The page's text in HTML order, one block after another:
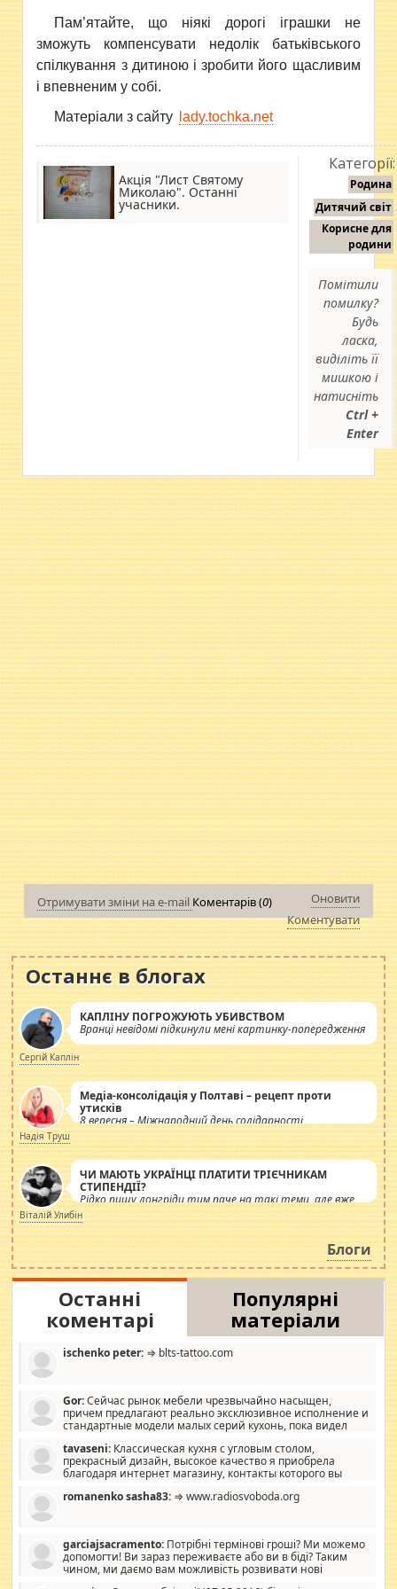
Пам’ятайте, що ніякі дорогі іграшки не
зможуть компенсувати недолік батьківського
спілкування з дитиною і зробити його щасливим
і впевненим у собі.
Матеріали з сайту
lady.tochka.net
Акція "Лист Святому
Миколаю". Останні
учасники.
Категорії:
Родина
Дитячий світ
Корисне для
родини
Помітили
помилку?
Будь
ласка,
виділіть її
мишкою і
натисніть
Ctrl +
Enter
Отримувати зміни на e-mail Коментарів (0)
Оновити
Коментувати
Останнє в блогах
КАПЛІНУ ПОГРОЖУЮТЬ УБИВСТВОМ
Вранці невідомі підкинули мені картинку-попередження
Сергій Каплін
Медіа-консолідація у Полтаві – рецепт проти
утисків
8 вересня – Міжнародний день солідарності
журналістів.
Надія Труш
ЧИ МАЮТЬ УКРАЇНЦІ ПЛАТИТИ ТРІЄЧНИКАМ
СТИПЕНДІЇ?
Рідко пишу лонгріди тим паче на такі теми, але вже
просто дістало! Обурюють сьогоднішні інсенуації
навколо стипендіального питання. Штучно
роздувається ще одна соціальна катастрофа.
Віталій Улибін
Блоги
Останні
коментарі
Популярні
матеріали
ischenko peter: ⇒ blts-tattoo.com
Gor:Сейчас рынок мебели чрезвычайно насыщен,
причем предлагают реально эксклюзивное исполнение и
стандартные модели малых серий кухонь, пока видел
стандартные формы, в MebelOk, креативненько и что главное -
со вкусом все в порядке, без ненужных наворотов удорожающих
мебель, а это не последний фактор.
tavaseni: Классическая кухня с угловым столом,
прекрасный дизайн, высокое качество я приобрела
благодаря интернет магазину, контакты которого вы
romanenko sasha83: ⇒ www.radiosvoboda.org
garciajsacramento: Потрібні термінові гроші? Ми можемо
допомогти! Ви зараз переживаєте або ви в біді? Таким
чином, ми даємо вам можливість розвивати нові